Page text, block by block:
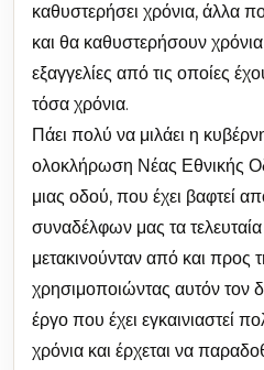
καθυστερήσει χρόνια, άλλα
και θα καθυστερήσουν
εξαγγελίες από τις οποίες
τόσα χρόνια.
Πάει πολύ να μιλάει η
ολοκλήρωση Νέας Εθνικής
μιας οδού, που έχει βαφτεί
συναδέλφων μας τα
μετακινούνταν από και προς
χρησιμοποιώντας αυτόν τον
έργο που έχει εγκαινιαστεί
χρόνια και έρχεται να